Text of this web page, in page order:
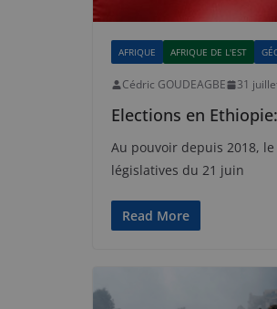
AFRIQUE AFRIQUE DE L'EST
Cédric GOUDEAGBE 31
Elections en
Au pouvoir depuis 2018,
législatives du 21 juin
Read More